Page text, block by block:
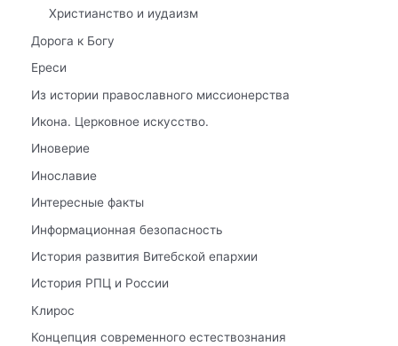
Христианство и иудаизм
Дорога к Богу
Ереси
Из истории православного миссионерства
Икона. Церковное искусство.
Иноверие
Инославие
Интересные факты
Информационная безопасность
История развития Витебской епархии
История РПЦ и России
Клирос
Концепция современного естествознания